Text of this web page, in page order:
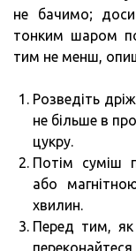
не бачимо;
тонким шаром
тим не менш,
Розведіть
не більше в
цукру.
Потім суміш
або
хвилин.
Перед тим, як